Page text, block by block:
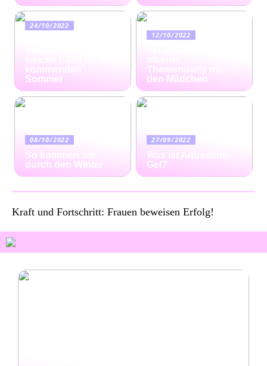
24/10/2022
kommenden
Sommer
12/10/2022
Themenparty mit
den Mädchen
08/10/2022
So kommen Sie
durch den Winter
27/09/2022
Was ist Aquasonic-
Gel?
Kraft und Fortschritt: Frauen beweisen Erfolg!